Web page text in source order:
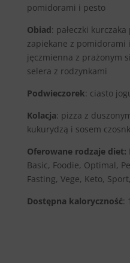
pomidorami i pesto
Obiad: pałeczki
zapiekane z pomidorami
jęczmienna z prażonym
selera z rodzynkami
Podwieczorek: ciasto
Kolacja: pizza z
kukurydzą i sosem
Oferowane rodzaje diet:
Basic, Foodie, Optimal,
Fasting, Vege, Keto,
Dostępna kaloryczność: